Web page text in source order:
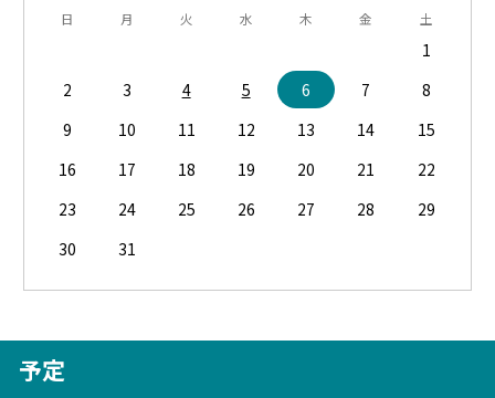
日 月 火 水 木 金 土
1
2
3 4 5 6 7
8
9
10 11 12 13 14
15
16
17 18 19 20 21
22
23
24 25 26 27 28
29
30
31
予定